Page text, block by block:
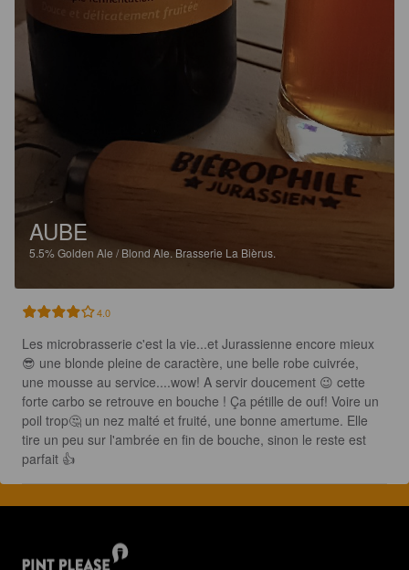
AUBE
5.5% Golden Ale / Blond Ale.Brasserie La Bièrus.
4.0
Les microbrasserie c'est la vie...et Jurassienne encore mieux
😎 une blonde pleine de caractère, une belle robe cuivrée,
une mousse au service....wow! A servir doucement 😉 cette
forte carbo se retrouve en bouche ! Ça pétille de ouf! Voire un
poil trop🤔 un nez malté et fruité, une bonne amertume. Elle
tire un peu sur l'ambrée en fin de bouche, sinon le reste est
parfait 👍